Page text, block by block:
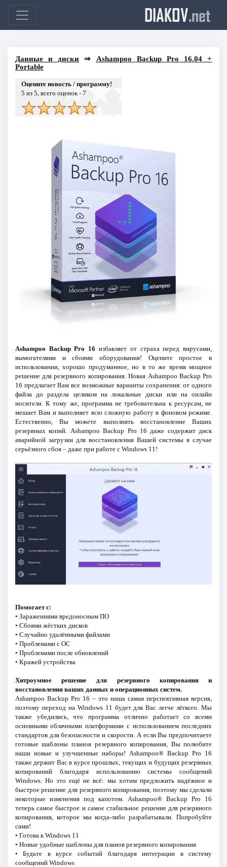
DIAKOV.net
Данные и диски ⇒ Ashampoo Backup Pro 16.04 +
Portable
Оцените новость / программу!
5 из 5, всего оценок - 7
Ashampoo Backup Pro 16 избавляет от страха перед вирусами,
вымогателями и сбоями оборудования! Оцените простое в
использовании, хорошо продуманное, но в то же время мощное
решение для резервного копирования. Новая Ashampoo Backup Pro
16 предлагает Вам все возможные варианты сохранения: от одного
файла до раздела целиком на локальные диски или на онлайн
носители. К тому же, программа не требовательна к ресурсам, не
мешает Вам и выполняет всю сложную работу в фоновом режиме.
Естественно, Вы можете выполнять восстановление Ваших
резервных копий. Ashampoo Backup Pro 16 даже содержит диск
аварийной загрузки для восстановления Вашей системы в случае
серьёзного сбоя – даже при работе с Windows 11!
Помогает с:
• Заражениями вредоносным ПО
• Сбоями жёстких дисков
• Случайно удалёнными файлами
• Проблемами с ОС
• Проблемами после обновлений
• Кражей устройства
Хитроумное решение для резервного копирования и
восстановления ваших данных и операционных систем.
Ashampoo Backup Pro 16 – это наша самая перспективная версия,
поэтому переход на Windows 11 будет для Вас легче лёгкого. Мы
также убедились, что программа отлично работает со всеми
основными облачными платформами с использованием последних
стандартов для безопасности и скорости. А если Вы предпочитаете
готовые шаблоны планов резервного копирования, Вы полюбите
наши новые и улучшенные наборы! Ashampoo® Backup Pro 16
также держит Вас в курсе прошлых, текущих и будущих резервных
копирований благодаря использованию системы сообщений
Windows. Но это ещё не всё: мы хотим предложить надёжное и
быстрое решение для резервного копирования, поэтому мы сделали
некоторые изменения под капотом. Ashampoo® Backup Pro 16
теперь самое быстрое и самое стабильное решение для резервного
копирования, которое мы когда-либо разрабатывали. Попробуйте
сами!
• Готова к Windows 11
• Новые удобные шаблоны для планов резервного копирования
• Будьте в курсе событий благодаря интеграции в систему
сообщений Windows